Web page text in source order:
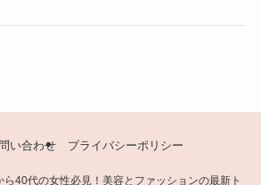
い合わせ プライバシーポリシー
40代の女性必見！美容とファッションの最新ト